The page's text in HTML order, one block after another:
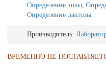
Определение золы,
Определение лактозы
Производитель:
ВРЕМЕННО НЕ